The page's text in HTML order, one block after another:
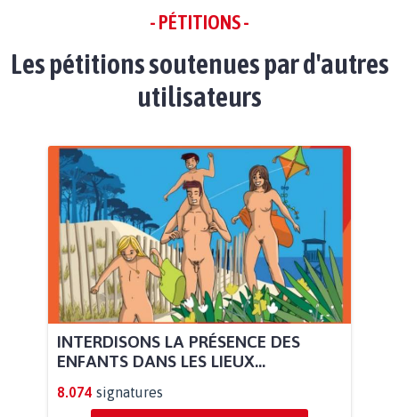
- PÉTITIONS -
Les pétitions soutenues par d'autres
utilisateurs
INTERDISONS LA PRÉSENCE DES
ENFANTS DANS LES LIEUX...
8.074 signatures